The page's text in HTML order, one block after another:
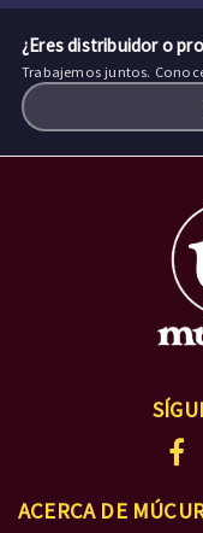
¿Eres distribuidor o
Trabajemos juntos.
ACERCA DE